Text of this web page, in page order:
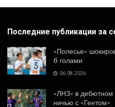
Последние публикации за
«Полесье»
6 голами
06.08.2026
«ЛНЗ» в дебютном
ничью с «Гентом»